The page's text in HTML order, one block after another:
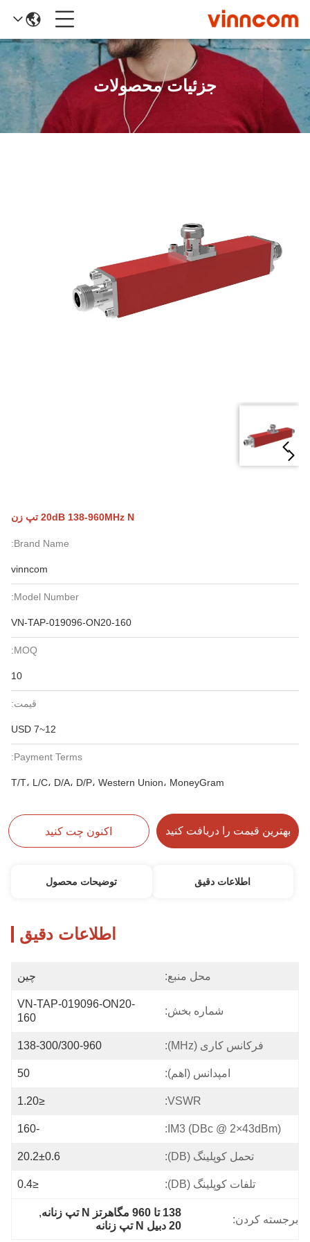
جزئیات محصولات
20dB 138-960MHz N تپ زن
Brand Name:
vinncom
Model Number:
VN-TAP-019096-ON20-160
MOQ:
10
قیمت:
USD 7~12
Payment Terms:
T/T، L/C، D/A، D/P، Western Union، MoneyGram
بهترین قیمت را دریافت کنید اکنون چت کنید
اطلاعات دقیق توضیحات محصول
اطلاعات دقیق
محل منبع: چین
شماره بخش:
VN-TAP-019096-ON20-
160
فرکانس کاری (MHz): 138-300/300-960
امپدانس (اهم): 50
VSWR:
≤1.20
IM3 (dBc @ 2×43dBm):
-160
تحمل کوپلینگ (dB): 20.2±0.6
تلفات کوپلینگ (dB): ≤0.4
برجسته کردن:
138 تا 960 مگاهرتز N تپ زنانه
,
20 دبیل N تپ زنانه